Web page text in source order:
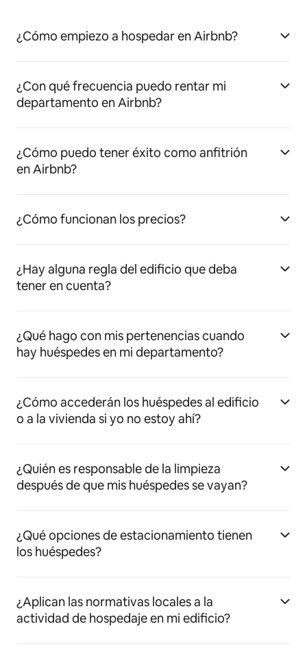
¿Cómo empiezo a hospedar en Airbnb?
¿Con qué frecuencia puedo rentar mi
departamento en Airbnb?
¿Cómo puedo tener éxito como anfitrión
en Airbnb?
¿Cómo funcionan los precios?
¿Hay alguna regla del edificio que deba
tener en cuenta?
¿Qué hago con mis pertenencias cuando
hay huéspedes en mi departamento?
¿Cómo accederán los huéspedes al edificio
o a la vivienda si yo no estoy ahí?
¿Quién es responsable de la limpieza
después de que mis huéspedes se vayan?
¿Qué opciones de estacionamiento tienen
los huéspedes?
¿Aplican las normativas locales a la
actividad de hospedaje en mi edificio?